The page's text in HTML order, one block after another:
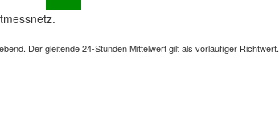
Der gleitende 24-Stunden Mittelwert gilt als vorläufiger Richtwert.